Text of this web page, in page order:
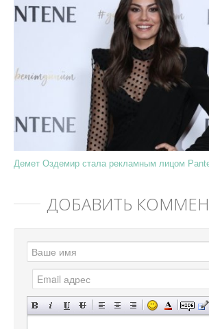
Демет Оздемир стала рекламным лицом
ДОБАВИТЬ